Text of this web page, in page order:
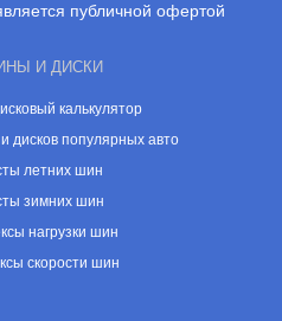
публичной офертой
И ДИСКИ
калькулятор
дисков популярных авто
летних шин
зимних шин
нагрузки шин
скорости шин